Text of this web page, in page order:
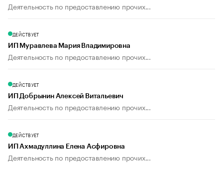
Деятельность по предоставлению прочих...
ДЕЙСТВУЕТ
ИП Муравлева Мария Владимировна
Деятельность по предоставлению прочих...
ДЕЙСТВУЕТ
ИП Добрынин Алексей Витальевич
Деятельность по предоставлению прочих...
ДЕЙСТВУЕТ
ИП Ахмадуллина Елена Асфировна
Деятельность по предоставлению прочих...